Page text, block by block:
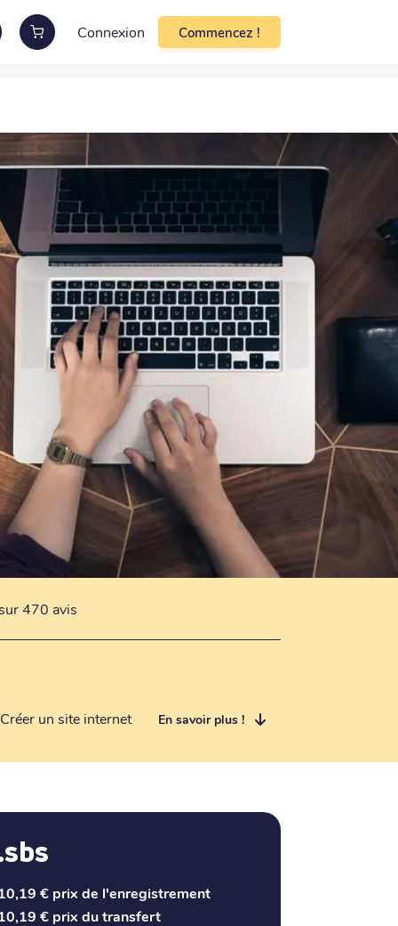
Connexion Commencez !
470 avis
Créer un site internet En savoir plus !
€ prix de l'enregistrement
€ prix du transfert